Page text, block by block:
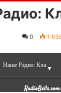
0 1
Наше Радио: Классик
▼